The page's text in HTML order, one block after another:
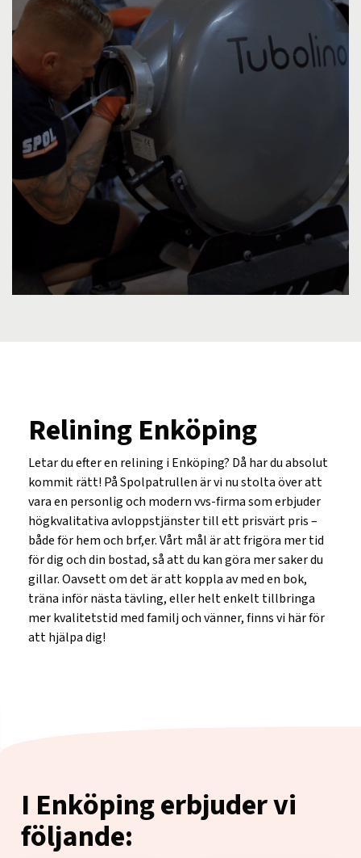
Relining Enköping
Letar du efter en relining i Enköping? Då har du absolut
kommit rätt! På Spolpatrullen är vi nu stolta över att
vara en personlig och modern vvs-firma som erbjuder
högkvalitativa avloppstjänster till ett prisvärt pris –
både för hem och brf,er. Vårt mål är att frigöra mer tid
för dig och din bostad, så att du kan göra mer saker du
gillar. Oavsett om det är att koppla av med en bok,
träna inför nästa tävling, eller helt enkelt tillbringa
mer kvalitetstid med familj och vänner, finns vi här för
att hjälpa dig!
I Enköping erbjuder vi
följande: